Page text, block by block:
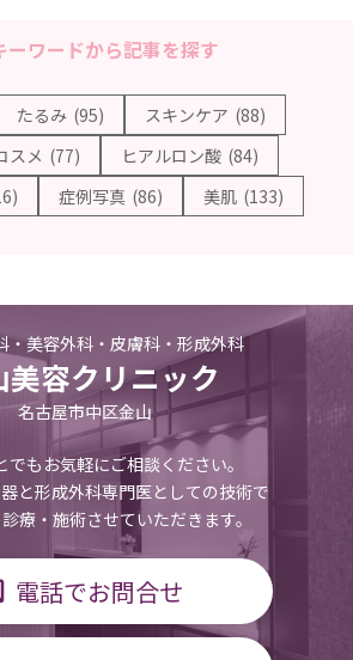
ーワードから記事を探す
たるみ (95) スキンケア (88)
スメ (77) ヒアルロン酸 (84)
症例写真 (86) 美肌 (133)
・美容外科・皮膚科・形成外科
美容クリニック
名古屋市中区金山
でもお気軽にご相談ください。
と形成外科専門医としての技術で
療・施術させていただきます。
電話でお問合せ